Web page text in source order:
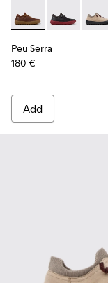
Peu Serra -Peu Serra
Peu
Peu Serra
180 €
Add